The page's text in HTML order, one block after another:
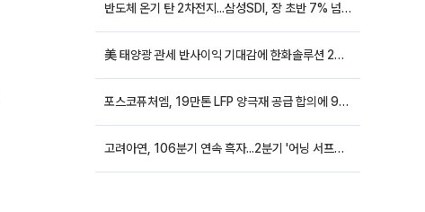
반도체 온기 탄 2차전지...삼성SDI, 장 초반 7% 넘게 껑충
美 태양광 관세 반사이익 기대감에 한화솔루션 20%대·OCI홀딩스 14%대 급등
포스코퓨처엠, 19만톤 LFP 양극재 공급 합의에 9%대 강세
고려아연, 106분기 연속 흑자...2분기 '어닝 서프라이즈'에 장 초반 12%대 강세